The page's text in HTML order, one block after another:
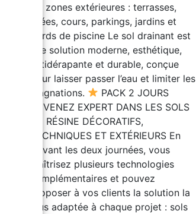
les zones extérieures : terrasses,
allées, cours, parkings, jardins et
bords de piscine Le sol drainant est
une solution moderne, esthétique,
antidérapante et durable, conçue
pour laisser passer l’eau et limiter les
stagnations.
PACK 2 JOURS
DEVENEZ EXPERT DANS LES SOLS
EN RÉSINE DÉCORATIFS,
TECHNIQUES ET EXTÉRIEURS En
suivant les deux journées, vous
maîtrisez plusieurs technologies
complémentaires et pouvez
proposer à vos clients la solution la
plus adaptée à chaque projet : sols